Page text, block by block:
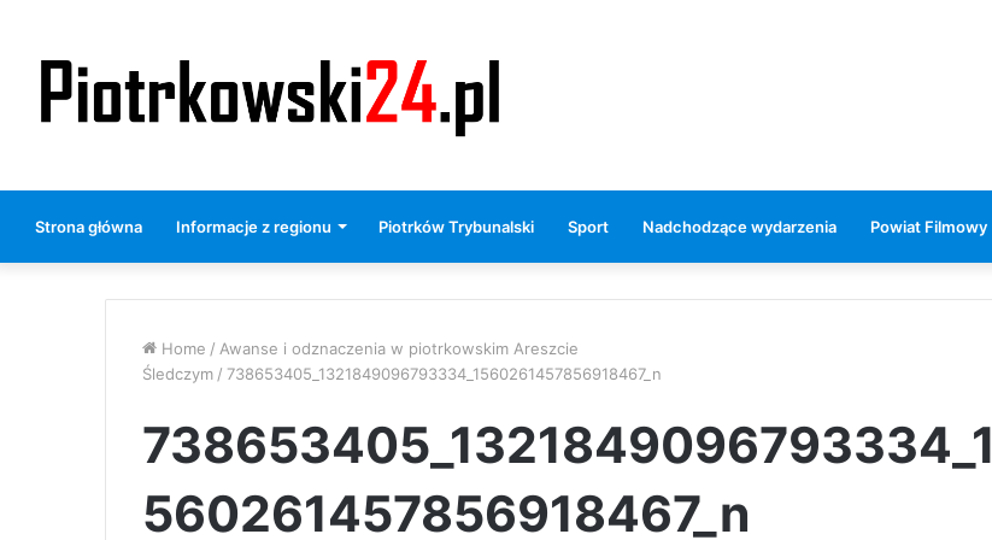
Strona główna Informacje z regionu Piotrków Trybunalski Sport Nadchodzące wydarzenia Powiat Filmowy
Home / Awanse i odznaczenia w piotrkowskim Areszcie
Śledczym / 738653405_1321849096793334_1560261457856918467_n
738653405_1321849096793334_1
560261457856918467_n